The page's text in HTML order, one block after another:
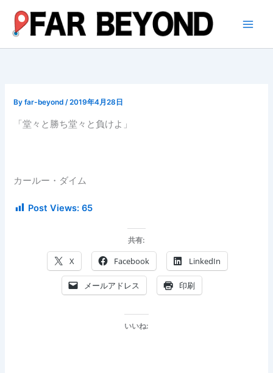
ス
Byfar-beyond/2019年4月28日
「堂々と勝ち堂々と負けよ」
カールー・ダイム
Post Views: 65
共有:
X Facebook LinkedIn
メールアドレス 印刷
いいね: